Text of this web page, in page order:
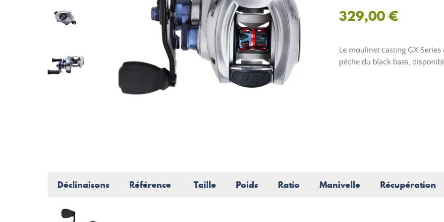
329,00 €
Le moulinet casting GX
pêche du black bass,
Déclinaisons Référence Taille Poids Ratio Manivelle Récupération